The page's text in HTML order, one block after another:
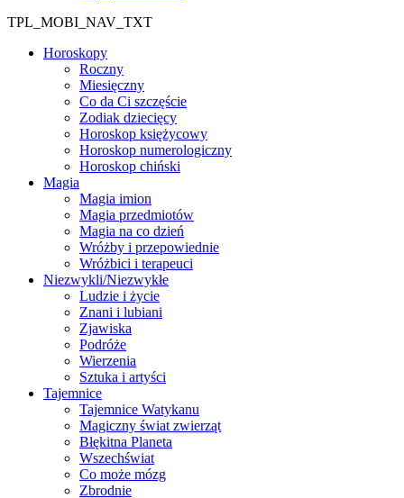
TPL_MOBI_NAV_TXT
Horoskopy
Roczny
Miesięczny
Co da Ci szczęście
Zodiak dziecięcy
Horoskop księżycowy
Horoskop numerologiczny
Horoskop chiński
Magia
Magia imion
Magia przedmiotów
Magia na co dzień
Wróżby i przepowiednie
Wróżbici i terapeuci
Niezwykli/Niezwykłe
Ludzie i życie
Znani i lubiani
Zjawiska
Podróże
Wierzenia
Sztuka i artyści
Tajemnice
Tajemnice Watykanu
Magiczny świat zwierząt
Błękitna Planeta
Wszechświat
Co może mózg
Zbrodnie